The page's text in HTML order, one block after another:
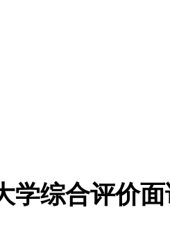
学综合评价